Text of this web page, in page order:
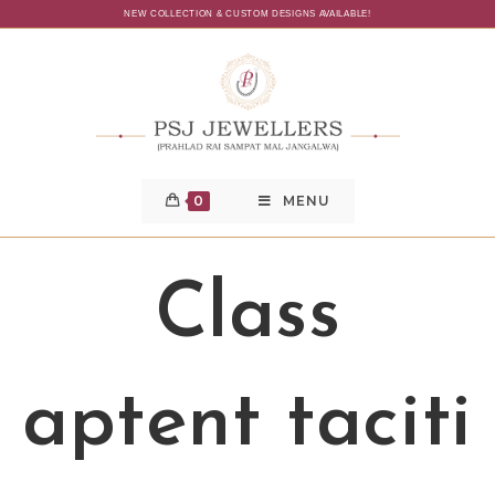
NEW COLLECTION & CUSTOM DESIGNS AVAILABLE!
0 MENU
Class
aptent taciti